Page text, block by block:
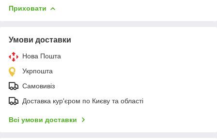
Приховати
Умови доставки
Нова Пошта
Укрпошта
Самовивіз
Доставка кур'єром по Києву та області
Всі умови доставки